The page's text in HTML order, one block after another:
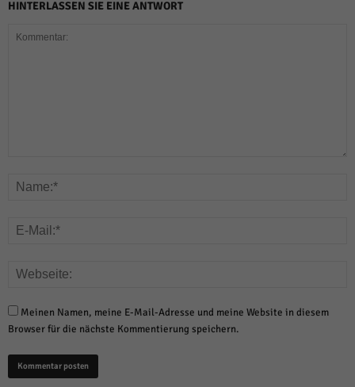
HINTERLASSEN SIE EINE ANTWORT
Meinen Namen, meine E-Mail-Adresse und meine Website in diesem
Browser für die nächste Kommentierung speichern.